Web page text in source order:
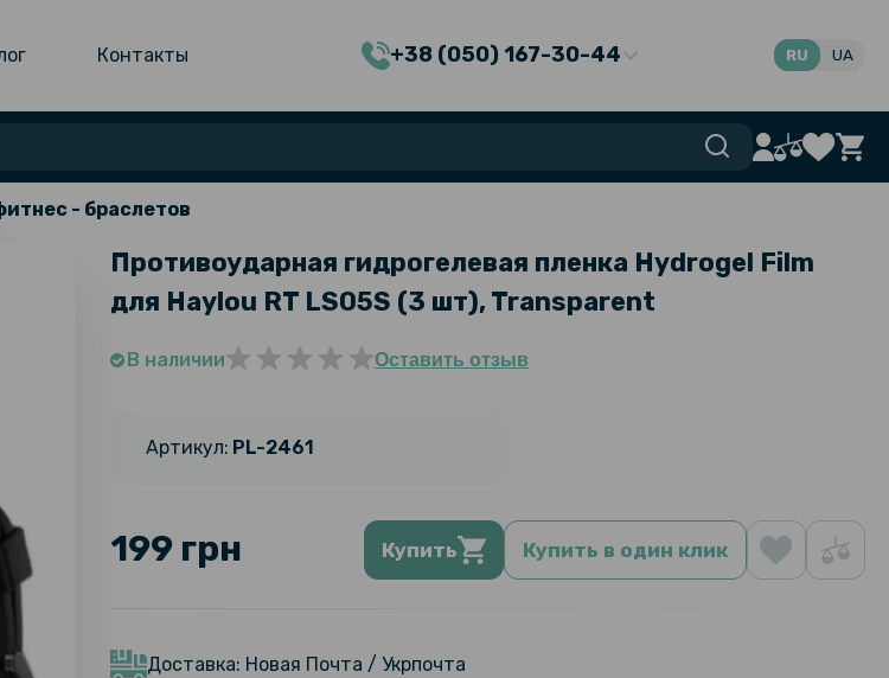
Контакты +38 (050) 167-30-44 RU UA
- браслетов
Противоударная гидрогелевая пленка Hydrogel Film
для Haylou RT LS05S (3 шт), Transparent
В наличии Оставить отзыв
Артикул: PL-2461
199 грн Купить Купить в один клик
Доставка: Новая Почта / Укрпочта